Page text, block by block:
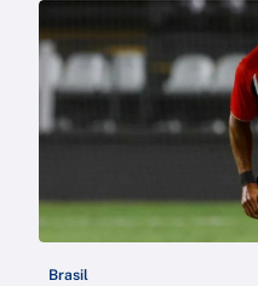
Brasil